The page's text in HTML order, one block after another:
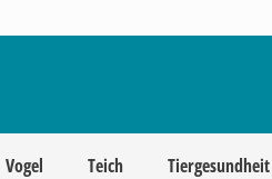
Vogel Teich Tiergesundheit